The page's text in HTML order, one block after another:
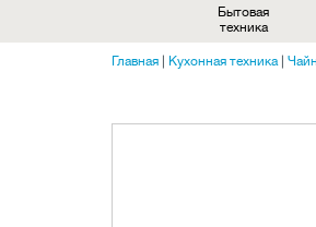
Бытовая
техника
Главная Кухонная техника|